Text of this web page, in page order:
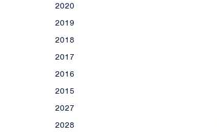
2020
2019
2018
2017
2016
2015
2027
2028